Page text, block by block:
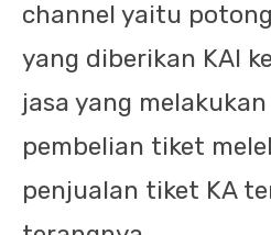
channel yaitu
yang diberikan KAI
jasa yang
pembelian tiket
penjualan tiket KA